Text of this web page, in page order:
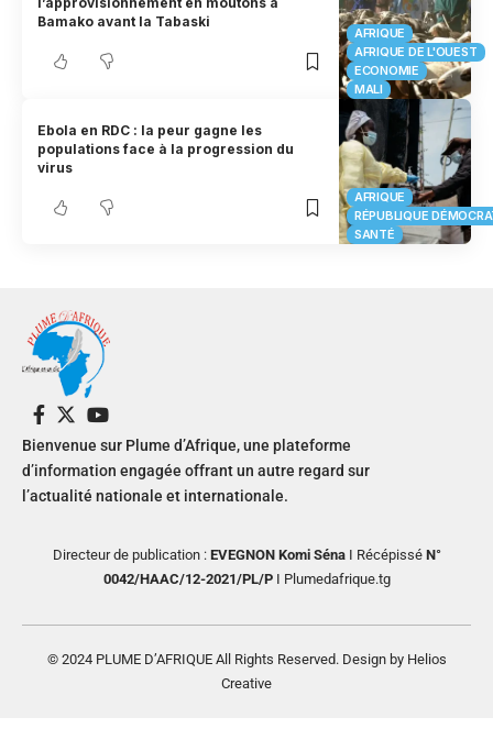
AFRIQUE
AFRIQUE DE L'OUEST
ECONOMIE
MALI
Bamako avant la Tabaski
AFRIQUE
RÉPUBLIQUE
SANTÉ
Ebola en RDC : la peur gagne les
populations face à la progression du
virus
Bienvenue sur Plume d’Afrique, une plateforme
d’information engagée offrant un autre regard sur
l’actualité nationale et internationale.
Directeur de publication : EVEGNON Komi SénaI RécépisséN°
0042/HAAC/12-2021/PL/PI Plumedafrique.tg
© 2024 PLUME D’AFRIQUE All Rights Reserved. Design by Helios
Creative